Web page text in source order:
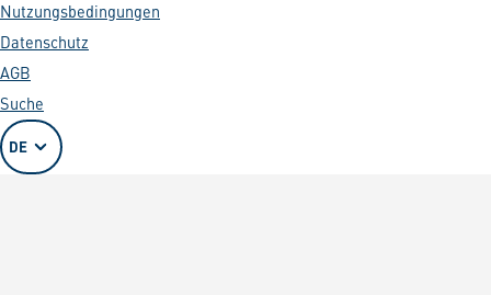
Nutzungsbedingungen
Datenschutz
AGB
Suche
DE